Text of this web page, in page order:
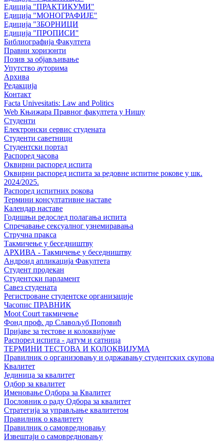
Едиција "ПРАКТИКУМИ"
Едиција "МОНОГРАФИЈЕ"
Едиција "ЗБОРНИЦИ
Едиција "ПРОПИСИ"
Библиографија Факултета
Правни хоризонти
Позив за објављивање
Упутство ауторима
Архива
Редакција
Контакт
Facta Univesitatis: Law and Politics
Web Књижара Правног факултета у Нишу
Студенти
Електронски сервис студената
Студенти саветници
Студентски портал
Распоред часова
Оквирни распоред испита
Оквирни распоред испита за редовне испитне рокове у шк.
2024/2025.
Распоред испитних рокова
Термини консултативне наставе
Календар наставе
Годишњи редослед полагања испита
Спречавање сексуалног узнемиравања
Стручна пракса
Такмичење у беседништву
АРХИВА - Такмичење у беседништву
Андроид апликација Факултета
Студент продекан
Студентски парламент
Савез студената
Регистроване студентске организације
Часопис ПРАВНИК
Moot Court такмичење
Фонд проф. др Славољуб Поповић
Пријаве за тестове и колоквијуме
Распоред испита - датум и сатница
ТЕРМИНИ ТЕСТОВА И КОЛОКВИЈУМА
Правилник о организовању и одржавању студентских скупова
Квалитет
Јединица за квалитет
Одбор за квалитет
Именовање Одбора за Квалитет
Пословник о раду Одбора за квалитет
Стратегија за управљање квалитетом
Правилник о квалитету
Правилник о самовредновању
Извештаји о самовредновању